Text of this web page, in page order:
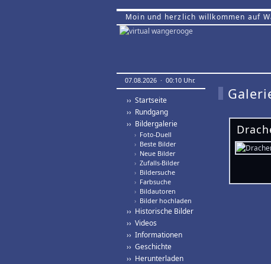
Moin und herzlich willkommen auf
07.08.2026 · 00:10 Uhr.
›› Startseite
›› Rundgang
›› Bildergalerie
› Foto-Duell
› Beste Bilder
› Neue Bilder
› Zufalls-Bilder
› Bildersuche
› Farbsuche
› Bildautoren
› Bilder hochladen
›› Historische Bilder
›› Videos
›› Informationen
›› Geschichte
›› Herunterladen